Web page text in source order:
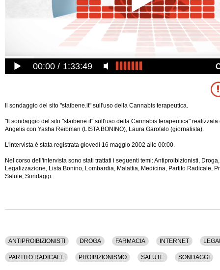
00:00 1:33:49
Il sondaggio del sito "staibene.it" sull'uso della Cannabis terapeutica.
"Il sondaggio del sito "staibene.it" sull'uso della Cannabis terapeutica" realizzata
Angelis con Yasha Reibman (LISTA BONINO), Laura Garofalo (giornalista).
L'intervista è stata registrata giovedì 16 maggio 2002 alle 00:00.
Nel corso dell'intervista sono stati trattati i seguenti temi: Antiproibizionisti,
Legalizzazione, Lista Bonino, Lombardia, Malattia, Medicina, Partito Radicale,
Salute, Sondaggi.
ANTIPROIBIZIONISTI DROGA FARMACIA INTERNET
PARTITO RADICALE PROIBIZIONISMO SALUTE SONDAGGI